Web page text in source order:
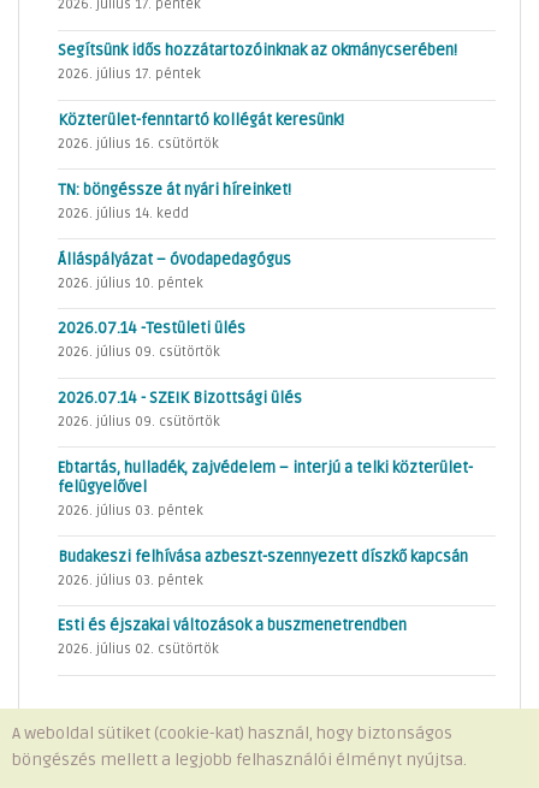
2026. július 17. péntek
Segítsünk idős hozzátartozóinknak az okmánycserében!
2026. július 17. péntek
Közterület-fenntartó kollégát keresünk!
2026. július 16. csütörtök
TN: böngéssze át nyári híreinket!
2026. július 14. kedd
Álláspályázat – óvodapedagógus
2026. július 10. péntek
2026.07.14 -Testületi ülés
2026. július 09. csütörtök
2026.07.14 - SZEIK Bizottsági ülés
2026. július 09. csütörtök
Ebtartás, hulladék, zajvédelem – interjú a telki közterület-
felügyelővel
2026. július 03. péntek
Budakeszi felhívása azbeszt-szennyezett díszkő kapcsán
2026. július 03. péntek
Esti és éjszakai változások a buszmenetrendben
2026. július 02. csütörtök
Minden jog fenntartva © 2026 Telki Község Önkormányzata
A weboldal sütiket (cookie-kat) használ, hogy biztonságos
böngészés mellett a legjobb felhasználói élményt nyújtsa.